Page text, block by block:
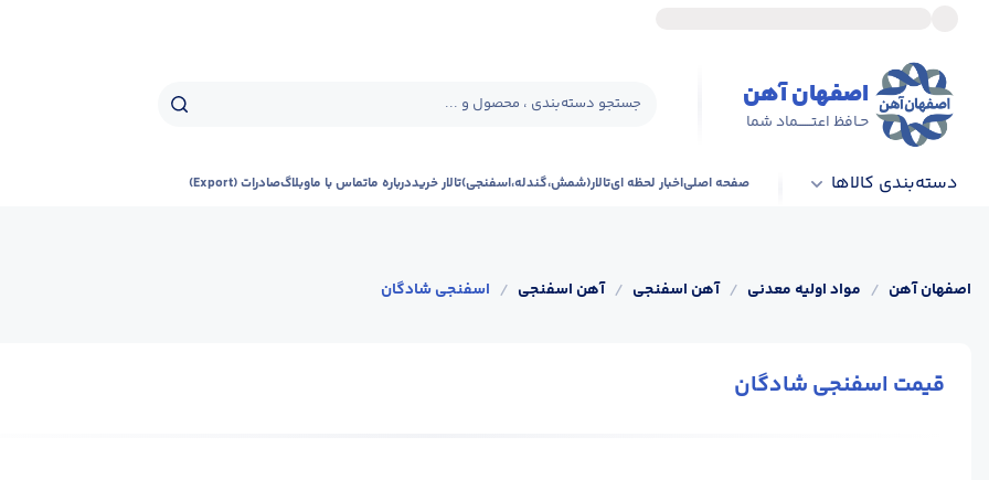
اصفهان آهن
حـافظ اعتــــــماد شما
جستجو دسته‌بندی ، محصول و ...
دسته‌بندی کالاها صفحه اصلیاخبار لحظه ایتالار(شمش،گندله،اسفنجی)تالار خریددرباره ماتماس با ماوبلاگصادرات (Export)
اصفهان آهن / مواد اولیه معدنی / آهن اسفنجی / آهن اسفنجی / اسفنجی شادگان
قیمت اسفنجی شادگان